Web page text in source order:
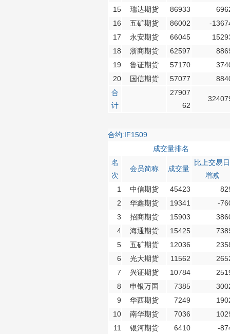
15
瑞达期货 86933
16
五矿期货 86002
-
17
永安期货 66045
18
浙商期货 62597
19
鲁证期货 57170
20
国信期货 57077
合
计
27907
62
合约:IF1509
成交量排名
名
次
会员简称 成交量
比上交易日
增减
1
中信期货 45423
2
华鑫期货 19341
-
3
招商期货 15903
4
海通期货 15425
5
五矿期货 12036
6
光大期货 11562
7
兴证期货 10784
8
申银万国 7385
9
华西期货 7249
10
南华期货 7036
11
银河期货 6410
-